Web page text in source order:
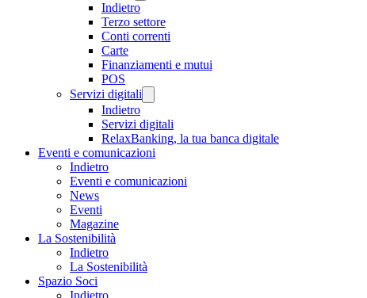
Indietro
Terzo settore
Conti correnti
Carte
Finanziamenti e mutui
POS
Servizi digitali
Indietro
Servizi digitali
RelaxBanking, la tua banca digitale
Eventi e comunicazioni
Indietro
Eventi e comunicazioni
News
Eventi
Magazine
La Sostenibilità
Indietro
La Sostenibilità
Spazio Soci
Indietro